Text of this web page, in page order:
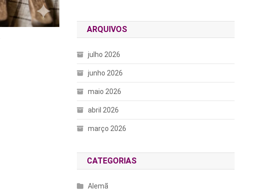
ARQUIVOS
julho 2026
junho 2026
maio 2026
abril 2026
março 2026
CATEGORIAS
Alemã